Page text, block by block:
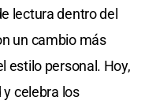
lectura dentro del
un cambio más
estilo personal. Hoy,
y celebra los